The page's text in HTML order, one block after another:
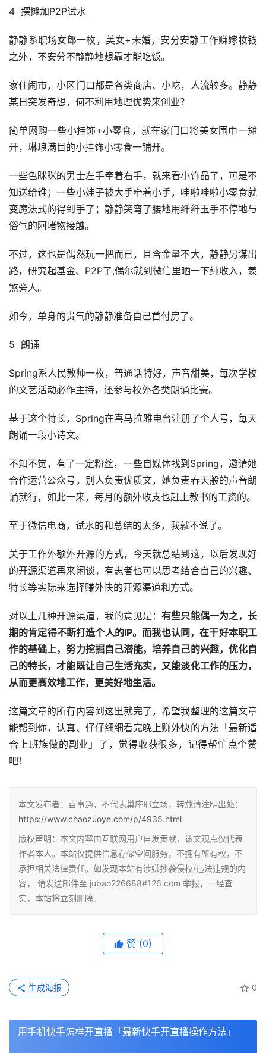
4  摆摊加P2P试水
静静系职场女郎一枚，美女+未婚，安分安静工作赚嫁妆钱
之外，不安分不静静地想靠才能吃饭。
家住闹市，小区门口都是各类商店、小吃，人流较多。静静
某日突发奇想，何不利用地理优势来创业？
简单网购一些小挂饰+小零食，就在家门口将美女围巾一摊
开，琳琅满目的小挂饰小零食一铺开。
一些色眯眯的男士左手牵着右手，就来看小饰品了，可是不
知送给谁；一些小娃子被大手牵着小手，哇啦哇啦小零食就
变魔法式的得到手了；静静笑弯了腰地用纤纤玉手不停地与
俗气的阿堵物接触。
不过，这也是偶然玩一把而已，且含金量不大，静静另谋出
路，研究起基金、P2P了,偶尔就到微信里晒一下纯收入，羡
煞旁人。
如今，单身的贵气的静静准备自己首付房了。
5  朗诵
Spring系人民教师一枚，普通话特好，声音甜美，每次学校
的文艺活动必作主持，还参与校外各类朗诵比赛。
基于这个特长，Spring在喜马拉雅电台注册了个人号，每天
朗诵一段小诗文。
不知不觉，有了一定粉丝，一些自媒体找到Spring，邀请她
合作运营公众号，别人负责优质文，她负责春天般的声音朗
诵就行，如此一来，每月的额外收支也赶上教书的工资的。
至于微信电商，试水的和总结的太多，我就不说了。
关于工作外额外开源的方式，今天就总结到这，以后发现好
的开源渠道再来闲谈。有志者也可以思考结合自己的兴趣、
特长等实际来选择赚外快的开源渠道和方式。
对以上几种开源渠道，我的意见是：有些只能偶一为之，长
期的肯定得不断打造个人的IP。而我也认同，在干好本职工
作的基础上，努力挖掘自己潜能，培养自己的兴趣，优化自
己的特长，才能既让自己生活充实，又能淡化工作的压力，
从而更高效地工作，更美好地生活。
这篇文章的所有内容到这里就完了，希望我整理的这篇文章
能帮到你，认真、仔仔细细看完晚上赚外快的方法「最新适
合上班族做的副业」了，觉得收获很多，记得帮忙点个赞
吧！
本文发布者：百事通，不代表巢座耶立场，转载请注明出处：
https://www.chaozuoye.com/p/4935.html
版权声明：本文内容由互联网用户自发贡献，该文观点仅代表
作者本人。本站仅提供信息存储空间服务，不拥有所有权，不
承担相关法律责任。如发现本站有涉嫌抄袭侵权/违法违规的内
容， 请发送邮件至 jubao226688#126.com 举报，一经查
实，本站将立刻删除。
赞 (0)
0
生成海报
用手机快手怎样开直播「最新快手开直播操作方法」